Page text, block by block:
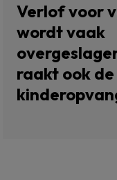
Verlof voor
wordt vaak
raakt ook de